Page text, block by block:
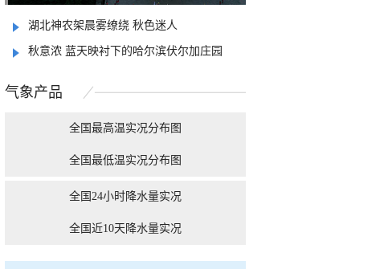
广西南宁：盛夏里的“绿野
被湿冷支配的恐惧！9张
湖北神农架晨雾缭绕 秋色迷人
秋意浓 蓝天映衬下的哈尔滨伏尔加庄园
气象产品
全国最高温实况分布图
全国最低温实况分布图
全国24小时降水量实况
全国近10天降水量实况